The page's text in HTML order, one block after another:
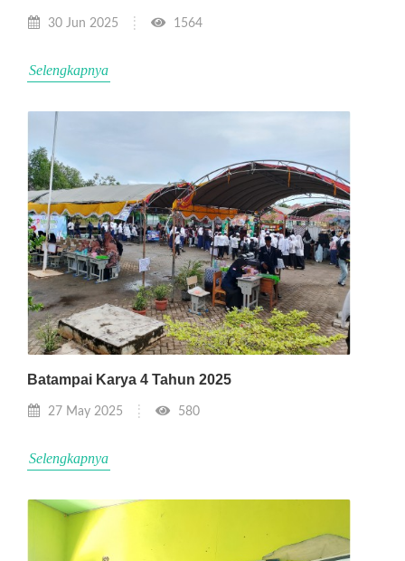
30 Jun 2025 1564
Selengkapnya
Batampai Karya 4 Tahun 2025
27 May 2025 580
Selengkapnya